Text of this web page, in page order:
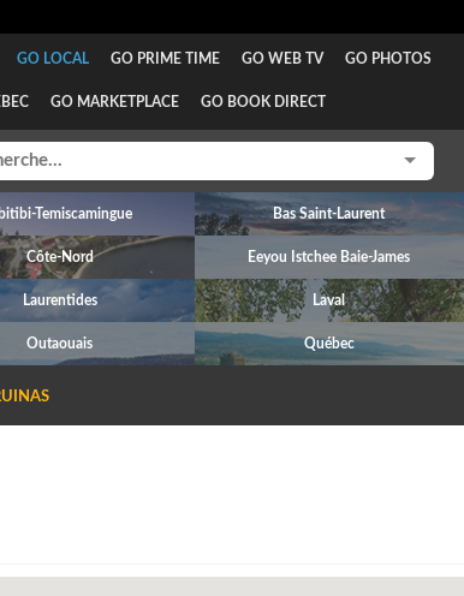
GO LOCAL GO PRIME TIME GO WEB TV GO PHOTOS
GO MARKETPLACE GO BOOK DIRECT
Temiscamingue Bas Saint-Laurent
Côte-Nord Eeyou Istchee Baie-James
Laurentides Laval
Outaouais Québec